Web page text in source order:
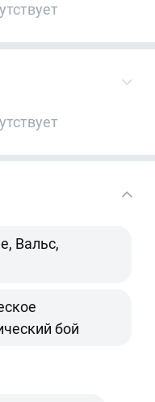
Вальс,
бой